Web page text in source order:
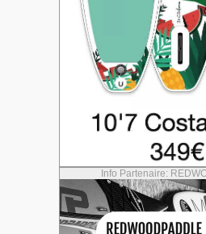
Info Partenaire: